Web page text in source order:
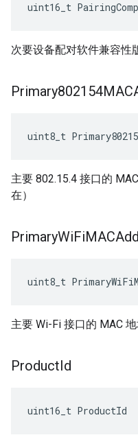
uint16_t
次要设备配对软件兼容性
uint8_t
主要 802.15.4 接口的
在）
PrimaryWiFi
uint8_t
主要 Wi-Fi 接口的 MAC
ProductId
uint16_t ProductId